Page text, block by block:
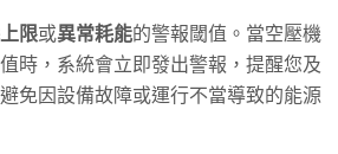
限或異常耗能的警報閾值。當空壓機
時，系統會立即發出警報，提醒您及
免因設備故障或運行不當導致的能源